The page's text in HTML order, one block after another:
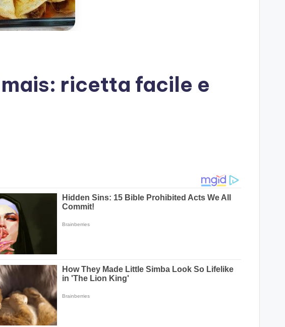
ricetta facile e